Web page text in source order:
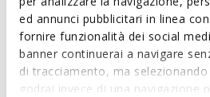
ed annunci pubblicitari in linea
fornire funzionalità dei social
banner continuerai a navigare
di tracciamento, ma selezionando
godrai invece di una navigazione
Quick and easy to put on
Heel height: 2 cm / 0,8"
Slip-on design allows you to